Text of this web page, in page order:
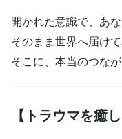
開かれた意識で、あ
そのまま世界へ届けて
そこに、本当のつな
【トラウマを癒